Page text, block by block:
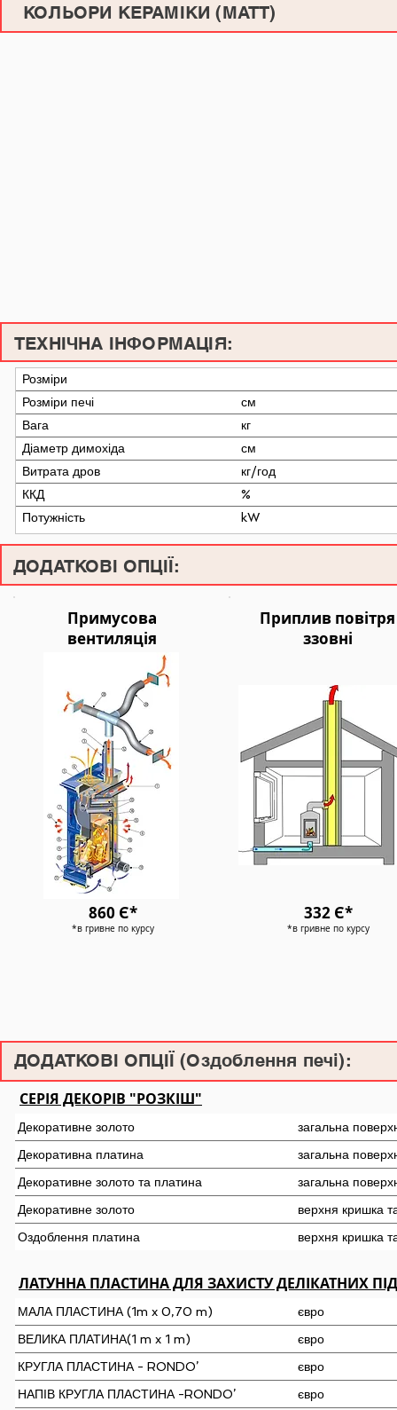
КОЛЬОРИ КЕРАМІКИ (МАТТ)
ТЕХНІЧНА ІНФОРМАЦІЯ:
Розміри
Розміри печі
см
Вага
кг
Діаметр димохіда
см
Витрата дров
кг/год
ККД
%
Потужність
kW
ДОДАТКОВІ ОПЦІЇ:
Примусова
вентиляція
860 Є*
*в гривне по курсу
Приплив повітря
ззовні
332 Є*
*в гривне по курсу
ДОДАТКОВІ ОПЦІЇ (Оздоблення печі):
СЕРІЯ ДЕКОРІВ "РОЗКІШ"
Декоративне золото
загальна
Декоративна платина
загальна
Декоративне золото та платина
загальна
Декоративне золото
верхня кришка
Оздоблення платина
верхня кришка
ЛАТУННА ПЛАСТИНА ДЛЯ ЗАХИСТУ ДЕЛІКАТНИХ
МАЛА ПЛАСТИНА (1m x 0,70 m)
євро
ВЕЛИКА ПЛАТИНА(1 m x 1 m)
євро
КРУГЛА ПЛАСТИНА - RONDO’
євро
НАПІВ КРУГЛА ПЛАСТИНА -RONDO’
євро